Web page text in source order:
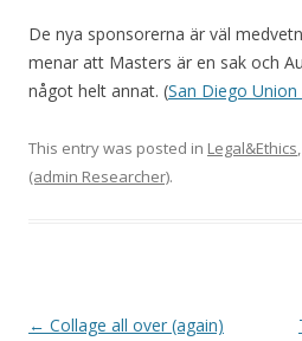
De nya sponsorerna är väl
menar att Masters är en sak och
något helt annat. (San Diego Union
This entry was posted in Legal&Ethics,
(admin Researcher).
Post navigation
← Collage all over (again)